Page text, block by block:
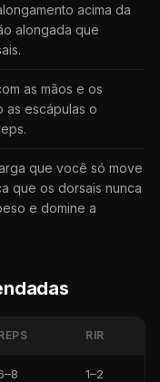
acima da
alongada que
as mãos e os
as escápulas o
que você só move
que os dorsais nunca
e domine a
RIR
1–2